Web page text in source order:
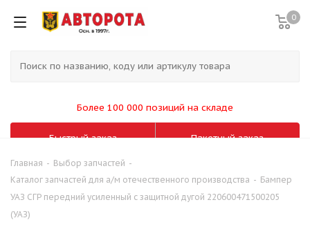
0
Более 100 000 позиций на складе
Быстрый заказ Пакетный заказ
Главная - Выбор запчастей -
Каталог запчастей для а/м отечественного производства - Бампер
УАЗ СГР передний усиленный с защитной дугой 220600471500205
(УАЗ)